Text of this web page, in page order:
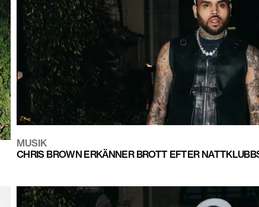
MUSIK
CHRIS BROWN ERKÄNNER BROTT EFTER